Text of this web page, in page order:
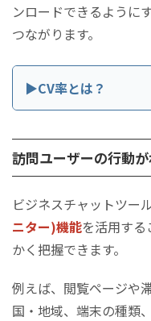
ンロードできるように
つながります。
▶CV率とは？
トやページを訪れ
や問い合わせなど、
例えば、ECサイト
合がコンバージョン
訪問ユーザーの行動
ビジネスチャットツー
ニター)機能を活用す
かく把握できます。
例えば、閲覧ページや
国・地域、端末の種類